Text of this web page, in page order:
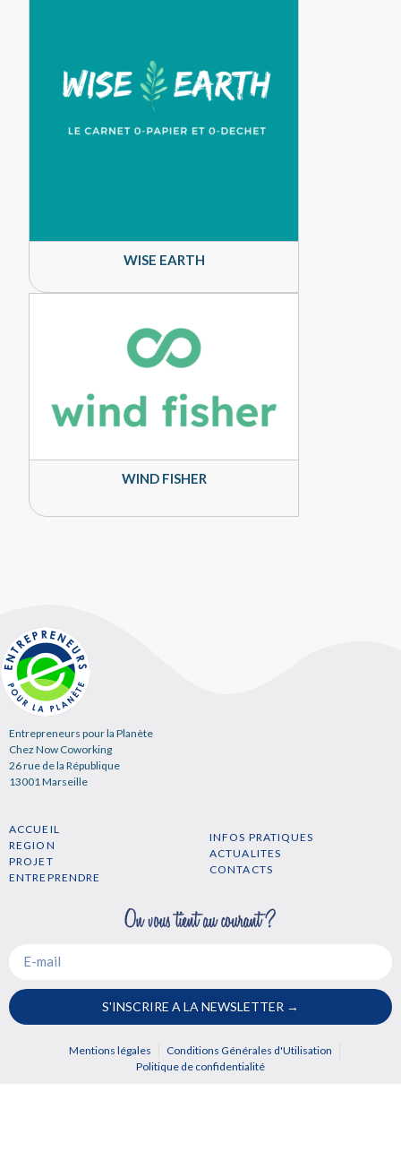
WISE EARTH
WIND FISHER
Entrepreneurs pour la Planète
Chez Now Coworking
26 rue de la République
13001 Marseille
ACCUEIL
REGION
PROJET
ENTREPRENDRE
INFOS PRATIQUES
ACTUALITES
CONTACTS
S'INSCRIRE A LA NEWSLETTER →
Mentions légales
Conditions Générales d'Utilisation
Politique de confidentialité